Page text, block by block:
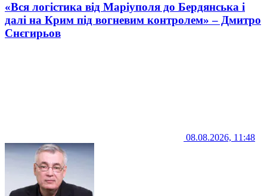
«Вся логістика від Маріуполя до Бердянська і
далі на Крим під вогневим контролем» – Дмитро
Снєгирьов
08.08.2026, 11:48